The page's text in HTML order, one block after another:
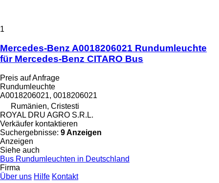
1
Mercedes-Benz A0018206021 Rundumleuchte
für Mercedes-Benz CITARO Bus
Preis auf Anfrage
Rundumleuchte
A0018206021, 0018206021
Rumänien, Cristesti
ROYAL DRU AGRO S.R.L.
Verkäufer kontaktieren
Suchergebnisse: 9 Anzeigen
Anzeigen
Siehe auch
Bus Rundumleuchten in Deutschland
Firma
Über uns Hilfe Kontakt